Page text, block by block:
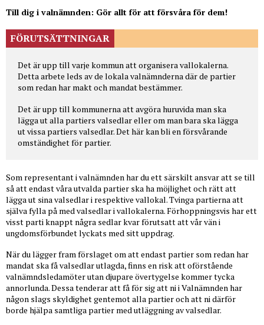
Till dig i valnämnden: Gör allt för att försvåra för dem!
FÖRUTSÄTTNINGAR
Det är upp till varje kommun att organisera vallokalerna.
Detta arbete leds av de lokala valnämnderna där de partier
som redan har makt och mandat bestämmer.
Det är upp till kommunerna att avgöra huruvida man ska
lägga ut alla partiers valsedlar eller om man bara ska lägga
ut vissa partiers valsedlar. Det här kan bli en försvårande
omständighet för partier.
Som representant i valnämnden har du ett särskilt ansvar att se till
så att endast våra utvalda partier ska ha möjlighet och rätt att
lägga ut sina valsedlar i respektive vallokal. Tvinga partierna att
själva fylla på med valsedlar i vallokalerna. Förhoppningsvis har ett
visst parti knappt några sedlar kvar förutsatt att vår vän i
ungdomsförbundet lyckats med sitt uppdrag.
När du lägger fram förslaget om att endast partier som redan har
mandat ska få valsedlar utlagda, finns en risk att oförstående
valnämndsledamöter utan djupare övertygelse kommer tycka
annorlunda. Dessa tenderar att få för sig att ni i Valnämnden har
någon slags skyldighet gentemot alla partier och att ni därför
borde hjälpa samtliga partier med utläggning av valsedlar.